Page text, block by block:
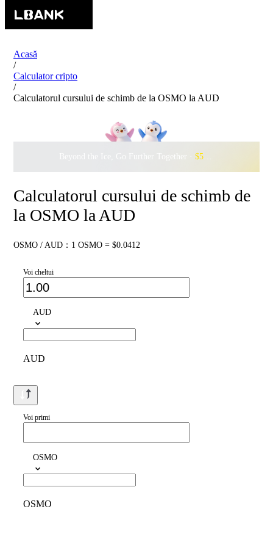
Acasă
/
Calculator cripto
/
Calculatorul cursului de schimb de la OSMO la AUD
Beyond the Ice, Go Further Together · $500,000
Calculatorul cursului de schimb de
la OSMO la AUD
OSMO / AUD：1 OSMO = $0.0412
Voi cheltui
AUD
AUD
Voi primi
OSMO
OSMO